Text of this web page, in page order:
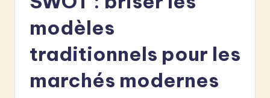
modèles
traditionnels pour les
marchés modernes